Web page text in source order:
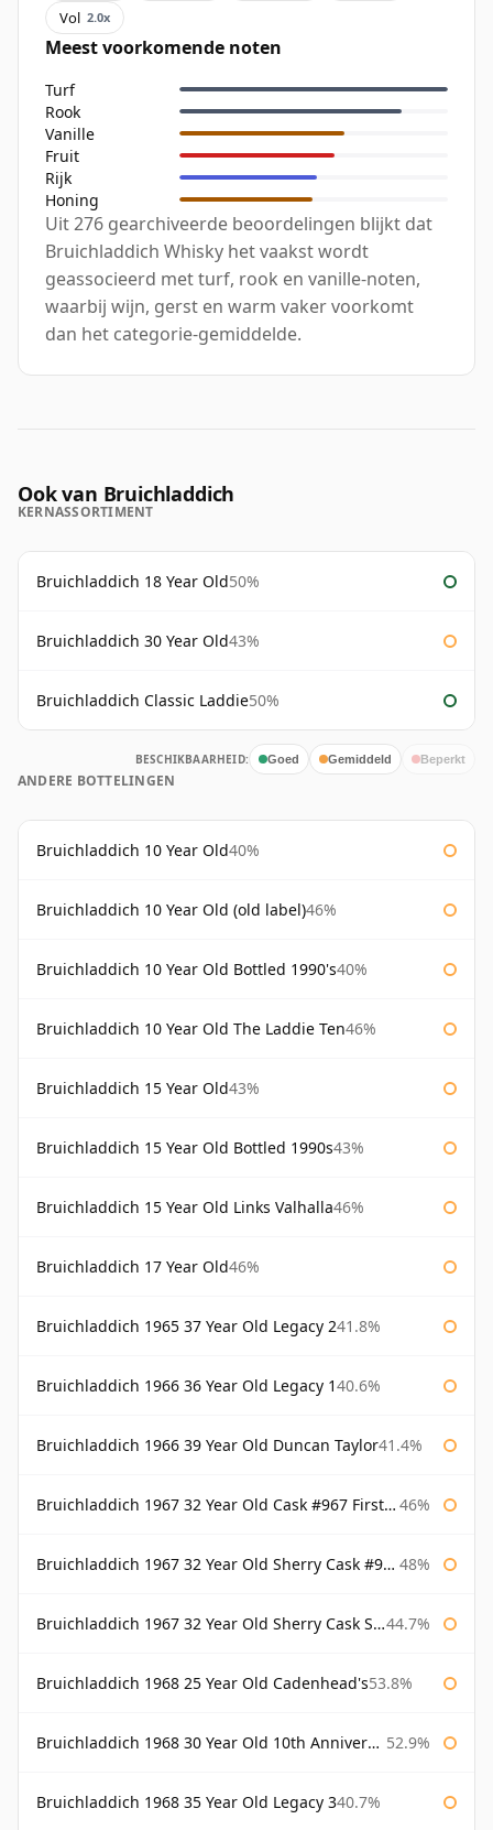
Vol 2.0x
Meest voorkomende noten
Turf
Rook
Vanille
Fruit
Rijk
Honing
Uit 276 gearchiveerde beoordelingen blijkt dat
Bruichladdich Whisky het vaakst wordt
geassocieerd met turf, rook en vanille-noten,
waarbij wijn, gerst en warm vaker voorkomt
dan het categorie-gemiddelde.
Ook van Bruichladdich
KERNASSORTIMENT
Bruichladdich 18 Year Old50%
Bruichladdich 30 Year Old43%
Bruichladdich Classic Laddie50%
BESCHIKBAARHEID: Goed Gemiddeld Beperkt
ANDERE BOTTELINGEN
Bruichladdich 10 Year Old40%
Bruichladdich 10 Year Old (old label)46%
Bruichladdich 10 Year Old Bottled 1990's40%
Bruichladdich 10 Year Old The Laddie Ten46%
Bruichladdich 15 Year Old43%
Bruichladdich 15 Year Old Bottled 1990s43%
Bruichladdich 15 Year Old Links Valhalla46%
Bruichladdich 17 Year Old46%
Bruichladdich 1965 37 Year Old Legacy 241.8%
Bruichladdich 1966 36 Year Old Legacy 140.6%
Bruichladdich 1966 39 Year Old Duncan Taylor41.4%
Bruichladdich 1967 32 Year Old Cask #967 First Cask 46%
Bruichladdich 1967 32 Year Old Sherry Cask #968 Signatory Wooden Box 48%
Bruichladdich 1967 32 Year Old Sherry Cask Signatory 44.7%
Bruichladdich 1968 25 Year Old Cadenhead's53.8%
Bruichladdich 1968 30 Year Old 10th Anniversary Signatory 52.9%
Bruichladdich 1968 35 Year Old Legacy 340.7%